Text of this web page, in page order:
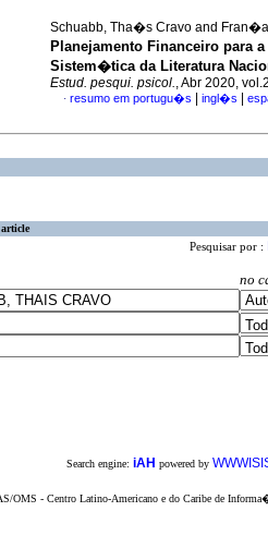
Schuabb, Tha�s Cravo and
Planejamento Financeiro para
Sistem�tica da Literatura
Estud. pesqui. psicol., Abr 2020,
· resumo em portugu�s ingl�s
article
Pesquisar por :
no
Search engine: iAH powered by
OMS - Centro Latino-Americano e do Caribe de